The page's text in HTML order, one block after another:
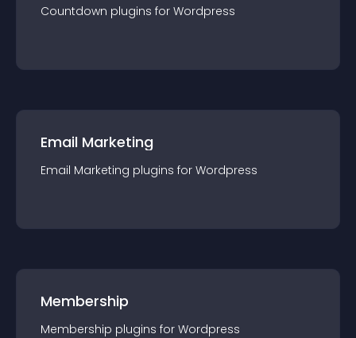
Countdown plugins for Wordpress
Email Marketing
Email Marketing plugins for Wordpress
Membership
Membership plugins for Wordpress